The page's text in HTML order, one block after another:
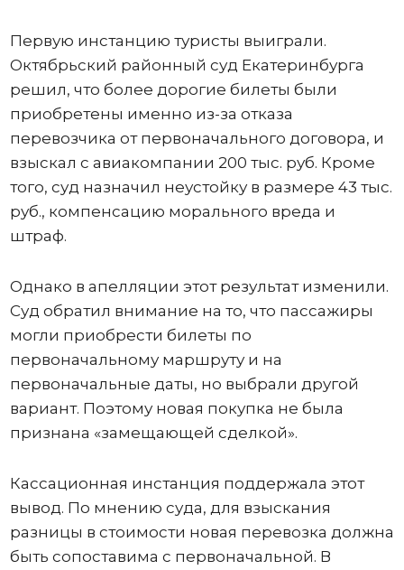
Первую инстанцию туристы выиграли.
Октябрьский районный суд Екатеринбурга
решил, что более дорогие билеты были
приобретены именно из-за отказа
перевозчика от первоначального договора, и
взыскал с авиакомпании 200 тыс. руб. Кроме
того, суд назначил неустойку в размере 43 тыс.
руб., компенсацию морального вреда и
штраф.
Однако в апелляции этот результат изменили.
Суд обратил внимание на то, что пассажиры
могли приобрести билеты по
первоначальному маршруту и на
первоначальные даты, но выбрали другой
вариант. Поэтому новая покупка не была
признана «замещающей сделкой».
Кассационная инстанция поддержала этот
вывод. По мнению суда, для взыскания
разницы в стоимости новая перевозка должна
быть сопоставима с первоначальной. В